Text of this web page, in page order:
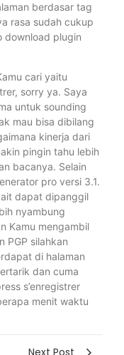
berdasar tag
rasa sudah cukup
download plugin
cari yaitu
sorry ya. Saya
untuk sounding
mau bisa dibilang
kinerja dari
pingin tahu lebih
bacanya. Selain
pro versi 3.1.
dapat dipanggil
nyambung
Kamu mengambil
PGP silahkan
di halaman
dan cuma
s’enregistrer
menit waktu